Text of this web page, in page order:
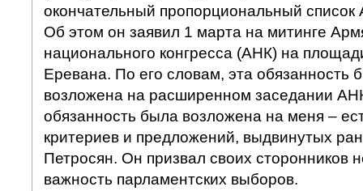
окончательный пропорциональный список
Об этом он заявил 1 марта на митинге
национального конгресса (АНК) на
Еревана. По его словам, эта обязанность
возложена на расширенном заседании
обязанность была возложена на меня –
критериев и предложений, выдвинутых
Петросян. Он призвал своих сторонников
важность парламентских выборов.